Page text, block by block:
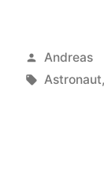
von
Andreas
Astronaut